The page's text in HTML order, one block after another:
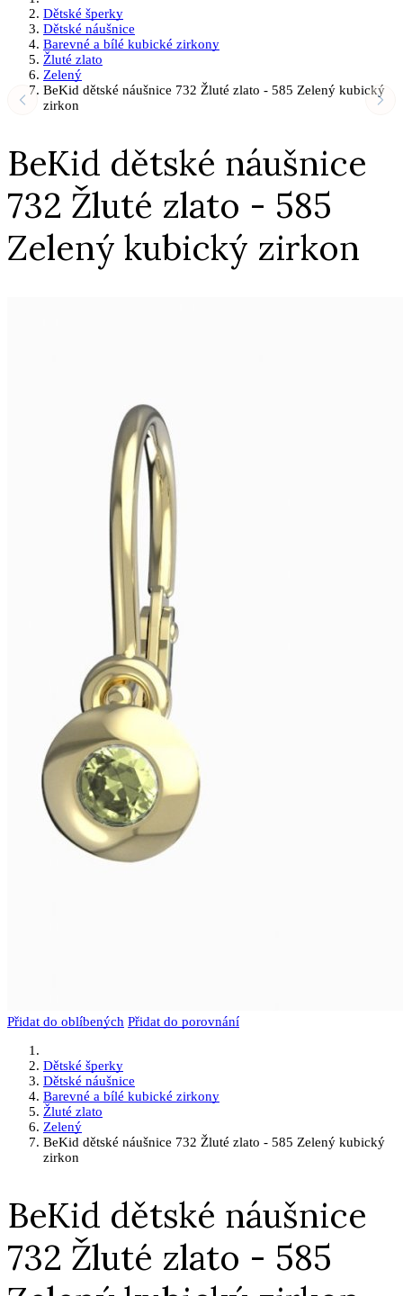
Dětské šperky
Dětské náušnice
Barevné a bílé kubické zirkony
Žluté zlato
Zelený
BeKid dětské náušnice 732 Žluté zlato - 585 Zelený kubický
zirkon
BeKid dětské náušnice
732 Žluté zlato - 585
Zelený kubický zirkon
Přidat do oblíbených Přidat do porovnání
Dětské šperky
Dětské náušnice
Barevné a bílé kubické zirkony
Žluté zlato
Zelený
BeKid dětské náušnice 732 Žluté zlato - 585 Zelený kubický
zirkon
BeKid dětské náušnice
732 Žluté zlato - 585